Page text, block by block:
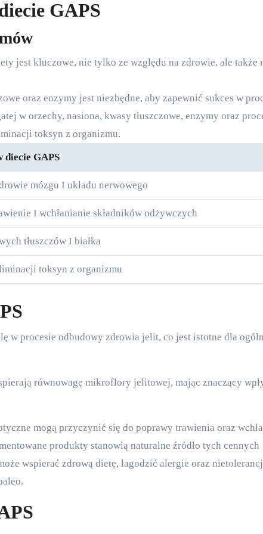
GAPS
jest kluczowe, nie tylko ze względu na zdrowie, ale także
oraz enzymy jest niezbędne, aby zapewnić sukces w
w orzechy, nasiona, kwasy tłuszczowe, enzymy oraz
toksyn z organizmu.
diecie GAPS
mózgu I układu nerwowego
I wchłanianie składników odżywczych
tłuszczów I białka
toksyn z organizmu
równowagę mikroflory jelitowej, mając znaczący
mogą przyczynić się do poprawy trawienia oraz
produkty stanowią naturalne źródło tych cennych
wspierać zdrową dietę, łagodzić alergie oraz